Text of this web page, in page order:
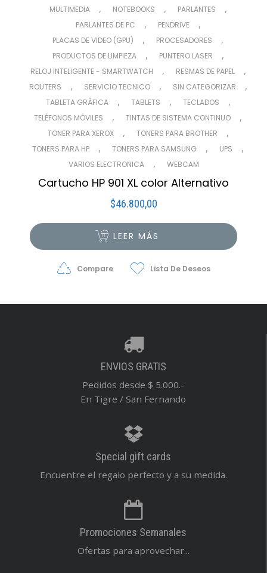
MULTIMEDIA , NOTEBOOKS , PARLANTES ,
PARLANTES DE PC , PENDRIVE ,
PLACAS DE VIDEO (GPU) , PROCESADORES ,
PRODUCTOS DE LIMPIEZA , PUNTERO LASER ,
RELOJ INTELIGENTE - SMARTWATCH , RESMAS DE PAPEL ,
ROUTERS , SERVICIO TECNICO , SIN CATEGORIZAR ,
TABLETA GRÁFICA , TABLETS , TECLADOS ,
TELÉFONOS MÓVILES , TINTAS DE SISTEMA CONTINUO ,
TONER PARA XEROX , TONERS PARA BROTHER ,
TONERS PARA HP , TONERS PARA SAMSUNG , UPS ,
VARIOS ELECTRONICA , WEBCAM
Cartucho HP 901 XL color Alternativo
$46.800,00
LEER MÁS
Compare Lista De Deseos
ENVIOS GRATIS
Pedidos desde $ 5.000.-
En Tigre / San Fernando
Special gift cards
Encuentre el regalo perfecto y a su medida.
Promociones Semanales
Ofertas para aprovechar...